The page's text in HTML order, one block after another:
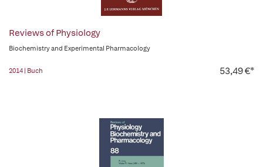
Reviews of Physiology
Biochemistry and Experimental Pharmacology
2014 | Buch 53,49 €*